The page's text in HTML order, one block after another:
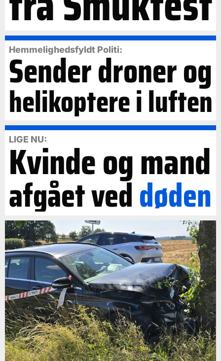
Hemmelighedsfyldt Politi:
Sender droner og
helikoptere i luften
LIGE NU:
Kvinde og mand
afgået veddøden